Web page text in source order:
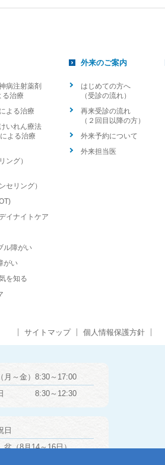
病注射薬剤
る治療
よる治療
いれん療法
よる治療
ング）
セリング）
イナイトケア
ル障がい
がい
を知る
外来のご案内
はじめての方へ
（受診の流れ）
再来受診の流れ
（２回目以降の方）
外来予約について
外来担当医
サイトマップ 個人情報保護方針
月～金）8:30～17:00
日 8:30～12:30
日
8月14～16日）